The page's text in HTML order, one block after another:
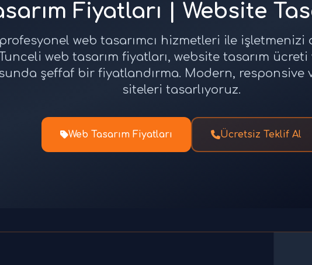
Fiyatları | Website
web tasarımcı hizmetleri ile
web tasarım fiyatları, website tasarım
şeffaf bir fiyatlandırma. Modern, responsive
siteleri tasarlıyoruz.
Web Tasarım Fiyatları Ücretsiz Teklif Al